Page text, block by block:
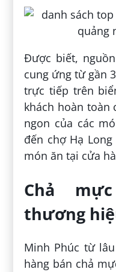
Được biết,
cung ứng từ gần
trực tiếp trên
khách hoàn toàn
ngon của các
đến chợ Hạ
món ăn tại cửa
Chả
thương
Minh Phúc từ
hàng bán chả